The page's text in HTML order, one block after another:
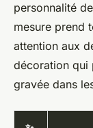
personnalité
mesure prend
attention aux
décoration qui
gravée dans